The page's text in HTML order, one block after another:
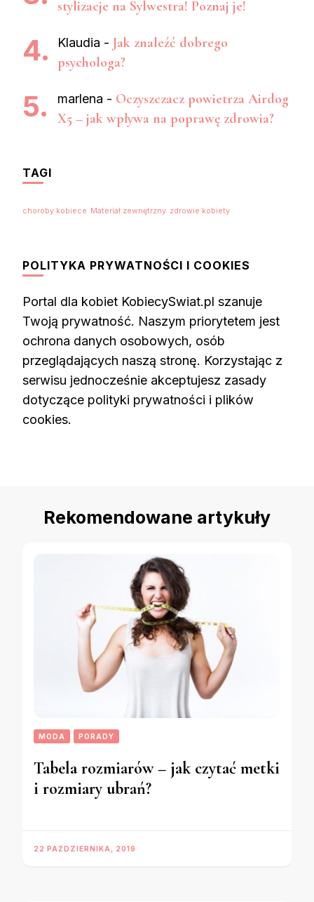
stylizacje na Sylwestra! Poznaj je!
Klaudia - Jak znaleźć dobrego
psychologa?
marlena - Oczyszczacz powietrza Airdog
X5 – jak wpływa na poprawę zdrowia?
TAGI
choroby kobiece Materiał zewnętrzny zdrowie kobiety
POLITYKA PRYWATNOŚCI I COOKIES
Portal dla kobiet KobiecySwiat.pl szanuje
Twoją prywatność. Naszym priorytetem jest
ochrona danych osobowych, osób
przeglądających naszą stronę. Korzystając z
serwisu jednocześnie akceptujesz zasady
dotyczące polityki prywatności i plików
cookies.
Rekomendowane artykuły
MODA PORADY
Tabela rozmiarów – jak czytać metki
i rozmiary ubrań?
22 PAŹDZIERNIKA, 2019